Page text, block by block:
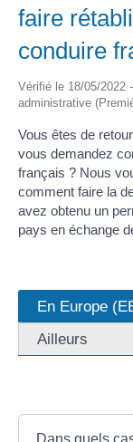
faire
conduire
Vérifié le 18/05/2022
administrative
Vous êtes de
vous demandez
français ? Nous
comment faire la
avez obtenu un
pays en échange
En Europe
Ailleurs
Dans quels